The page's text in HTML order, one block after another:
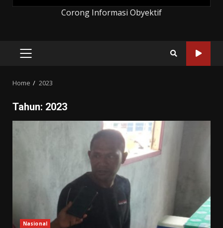
Corong Informasi Obyektif
PRIMARY
Home 2023
Tahun: 2023
Nasional